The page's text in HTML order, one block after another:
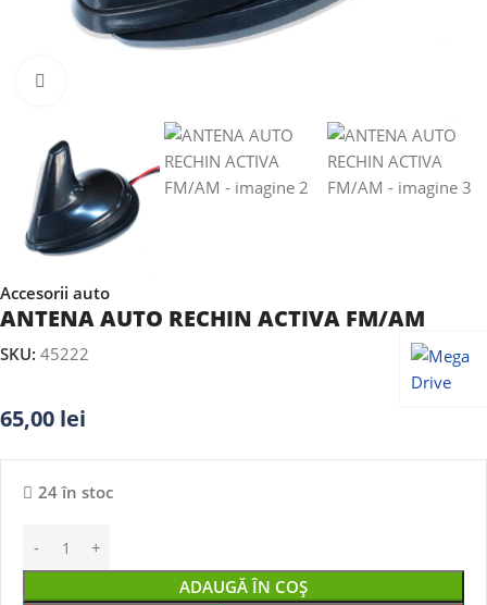
Accesorii auto
ANTENA AUTO RECHIN ACTIVA FM/AM
SKU: 45222
65,00 lei
24 în stoc
ADAUGĂ ÎN COȘ